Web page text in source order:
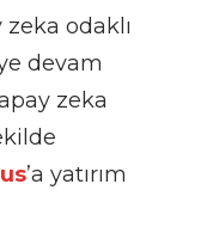
zeka odaklı
devam
zeka
’a yatırım